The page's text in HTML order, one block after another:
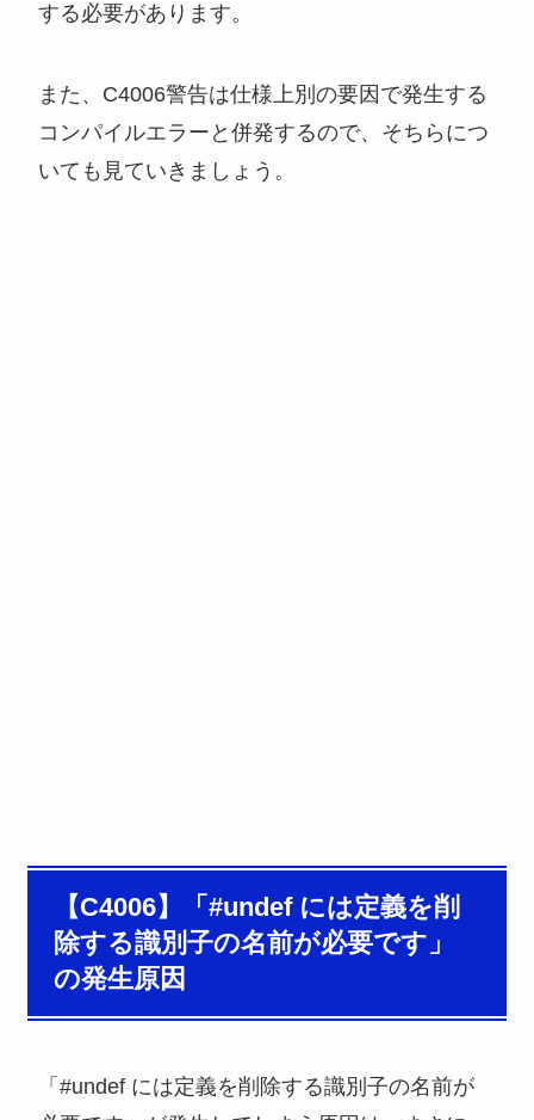
する必要があります。
また、C4006警告は仕様上別の要因で発生する
コンパイルエラーと併発するので、そちらにつ
いても見ていきましょう。
【C4006】「#undef には定義を削
除する識別子の名前が必要です」
の発生原因
「#undef には定義を削除する識別子の名前が